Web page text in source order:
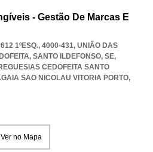
- Gestão De Marcas E
1ºESQ., 4000-431, UNIÃO DAS
SANTO ILDEFONSO, SE,
CEDOFEITA SANTO
SAO NICOLAU VITORIA PORTO,
Ver no Mapa